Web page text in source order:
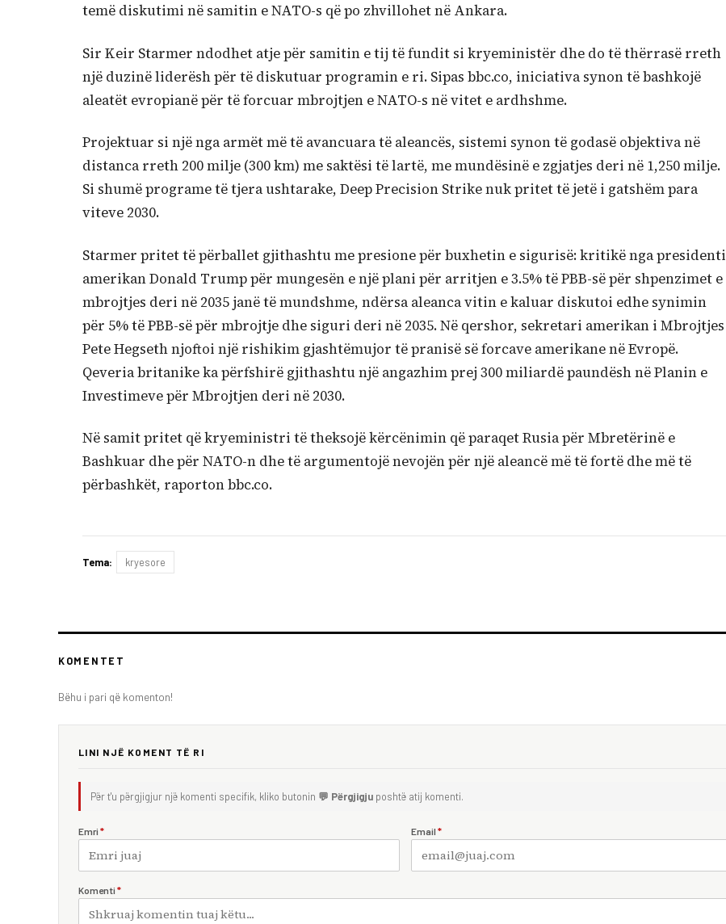
temë diskutimi në samitin e NATO-s që po zhvillohet në Ankara.
Sir Keir Starmer ndodhet atje për samitin e tij të fundit si kryeministër dhe do të thërrasë rreth
një duzinë liderësh për të diskutuar programin e ri. Sipas bbc.co, iniciativa synon të bashkojë
aleatët evropianë për të forcuar mbrojtjen e NATO-s në vitet e ardhshme.
Projektuar si një nga armët më të avancuara të aleancës, sistemi synon të godasë objektiva në
distanca rreth 200 milje (300 km) me saktësi të lartë, me mundësinë e zgjatjes deri në 1,250 milje.
Si shumë programe të tjera ushtarake, Deep Precision Strike nuk pritet të jetë i gatshëm para
viteve 2030.
Starmer pritet të përballet gjithashtu me presione për buxhetin e sigurisë: kritikë nga presidenti
amerikan Donald Trump për mungesën e një plani për arritjen e 3.5% të PBB-së për shpenzimet e
mbrojtjes deri në 2035 janë të mundshme, ndërsa aleanca vitin e kaluar diskutoi edhe synimin
për 5% të PBB-së për mbrojtje dhe siguri deri në 2035. Në qershor, sekretari amerikan i Mbrojtjes
Pete Hegseth njoftoi një rishikim gjashtëmujor të pranisë së forcave amerikane në Evropë.
Qeveria britanike ka përfshirë gjithashtu një angazhim prej 300 miliardë paundësh në Planin e
Investimeve për Mbrojtjen deri në 2030.
Në samit pritet që kryeministri të theksojë kërcënimin që paraqet Rusia për Mbretërinë e
Bashkuar dhe për NATO-n dhe të argumentojë nevojën për një aleancë më të fortë dhe më të
përbashkët, raporton bbc.co.
Tema: kryesore
KOMENTET
Bëhu i pari që komenton!
LINI NJË KOMENT TË RI
Për t'u përgjigjur një komenti specifik, kliko butonin 💬 Përgjigju poshtë atij komenti.
Emri * Email *
Komenti *